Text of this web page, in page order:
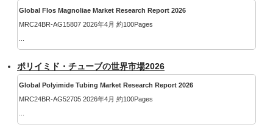
Global Flos Magnoliae Market Research Report 2026
MRC24BR-AG15807 2026年4月 約100Pages
ポリイミド・チューブの世界市場2026
Global Polyimide Tubing Market Research Report 2026
MRC24BR-AG52705 2026年4月 約100Pages